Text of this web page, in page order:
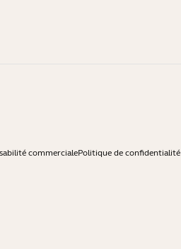
commercialePolitique de confidentialité